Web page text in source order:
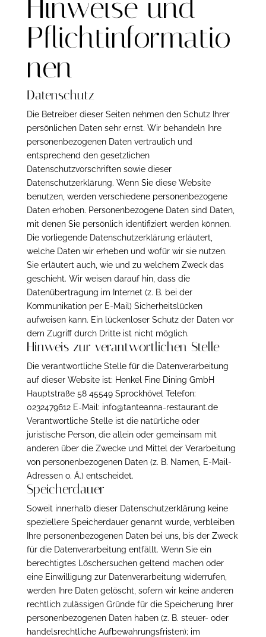
Hinweise und
Pflicht­informatio
nen
Datenschutz
Die Betreiber dieser Seiten nehmen den Schutz Ihrer
persönlichen Daten sehr ernst. Wir behandeln Ihre
personenbezogenen Daten vertraulich und
entsprechend den gesetzlichen
Datenschutzvorschriften sowie dieser
Datenschutzerklärung. Wenn Sie diese Website
benutzen, werden verschiedene personenbezogene
Daten erhoben. Personenbezogene Daten sind Daten,
mit denen Sie persönlich identifiziert werden können.
Die vorliegende Datenschutzerklärung erläutert,
welche Daten wir erheben und wofür wir sie nutzen.
Sie erläutert auch, wie und zu welchem Zweck das
geschieht. Wir weisen darauf hin, dass die
Datenübertragung im Internet (z. B. bei der
Kommunikation per E-Mail) Sicherheitslücken
aufweisen kann. Ein lückenloser Schutz der Daten vor
dem Zugriff durch Dritte ist nicht möglich.
Hinweis zur verantwortlichen Stelle
Die verantwortliche Stelle für die Datenverarbeitung
auf dieser Website ist: Henkel Fine Dining GmbH
Hauptstraße 58 45549 Sprockhövel Telefon:
0232479612 E-Mail: info@tanteanna-restaurant.de
Verantwortliche Stelle ist die natürliche oder
juristische Person, die allein oder gemeinsam mit
anderen über die Zwecke und Mittel der Verarbeitung
von personenbezogenen Daten (z. B. Namen, E-Mail-
Adressen o. Ä.) entscheidet.
Speicherdauer
Soweit innerhalb dieser Datenschutzerklärung keine
speziellere Speicherdauer genannt wurde, verbleiben
Ihre personenbezogenen Daten bei uns, bis der Zweck
für die Datenverarbeitung entfällt. Wenn Sie ein
berechtigtes Löschersuchen geltend machen oder
eine Einwilligung zur Datenverarbeitung widerrufen,
werden Ihre Daten gelöscht, sofern wir keine anderen
rechtlich zulässigen Gründe für die Speicherung Ihrer
personenbezogenen Daten haben (z. B. steuer- oder
handelsrechtliche Aufbewahrungsfristen); im